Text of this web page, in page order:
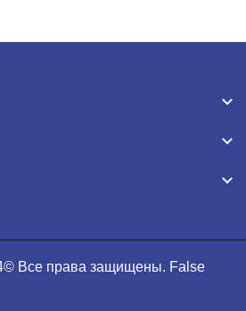
Все права защищены. False